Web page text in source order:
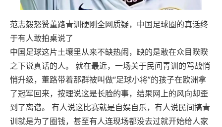
范志毅怒赞董路青训硬刚全网质疑，中国足球圈的真话终
于有人敢拍桌说了
中国足球这片土壤里从来不缺热闹，缺的是敢在众目睽睽
之下说真话的人。 就在最近，一场关于民间青训的骂战悄
悄升级，董路带着那群被叫做“足球小将”的孩子在欧洲拿
了冠军回来，按理说这是长脸的事，结果网上的风向却歪
到了离谱。 有人说这比赛就是自娱自乐，有人说民间搞青
训就是为了圈钱，甚至有人连现场都没去过就开始给人家